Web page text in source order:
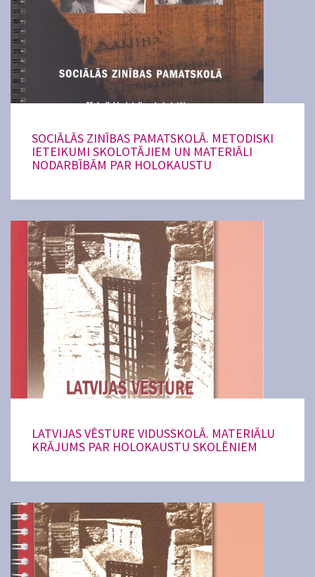
SOCIĀLĀS ZINĪBAS PAMATSKOLĀ. METODISKI
IETEIKUMI SKOLOTĀJIEM UN MATERIĀLI
NODARBĪBĀM PAR HOLOKAUSTU
LATVIJAS VĒSTURE VIDUSSKOLĀ. MATERIĀLU
KRĀJUMS PAR HOLOKAUSTU SKOLĒNIEM